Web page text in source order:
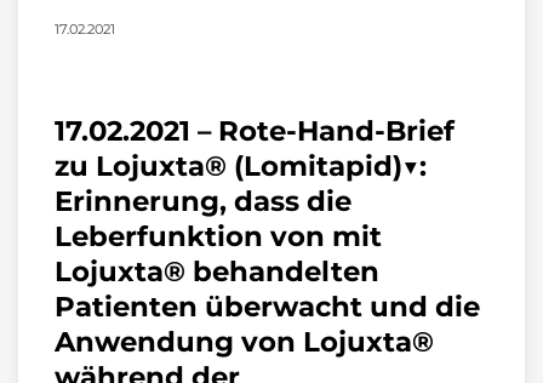
17.02.2021
17.02.2021 – Rote-Hand-Brief
zu Lojuxta® (Lomitapid)▼:
Erinnerung, dass die
Leberfunktion von mit
Lojuxta® behandelten
Patienten überwacht und die
Anwendung von Lojuxta®